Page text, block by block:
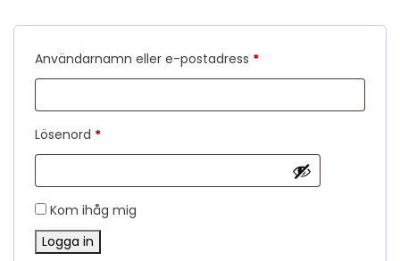
Användarnamn eller e-postadress *Obligatoriskt
Lösenord *Obligatoriskt
Kom ihåg mig
Logga in